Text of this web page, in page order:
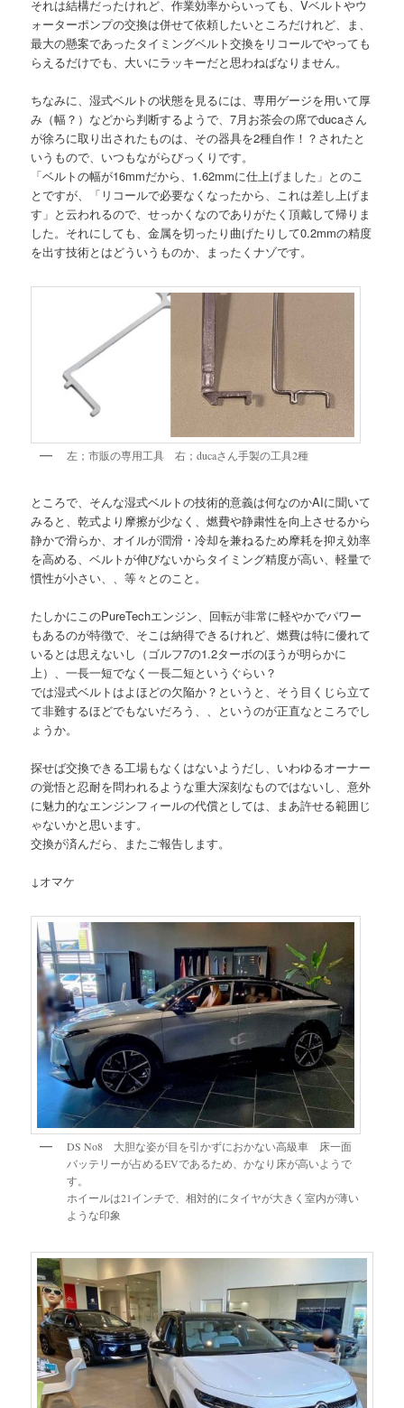
それは結構だったけれど、作業効率からいっても、Vベルトやウ
ォーターポンプの交換は併せて依頼したいところだけれど、ま、
最大の懸案であったタイミングベルト交換をリコールでやっても
らえるだけでも、大いにラッキーだと思わねばなりません。
ちなみに、湿式ベルトの状態を見るには、専用ゲージを用いて厚
み（幅？）などから判断するようで、7月お茶会の席でducaさん
が徐ろに取り出されたものは、その器具を2種自作！？されたと
いうもので、いつもながらびっくりです。
「ベルトの幅が16mmだから、1.62mmに仕上げました」とのこ
とですが、「リコールで必要なくなったから、これは差し上げま
す」と云われるので、せっかくなのでありがたく頂戴して帰りま
した。それにしても、金属を切ったり曲げたりして0.2mmの精度
を出す技術とはどういうものか、まったくナゾです。
左；市販の専用工具 右；ducaさん手製の工具2種
ところで、そんな湿式ベルトの技術的意義は何なのかAIに聞いて
みると、乾式より摩擦が少なく、燃費や静粛性を向上させるから
静かで滑らか、オイルが潤滑・冷却を兼ねるため摩耗を抑え効率
を高める、ベルトが伸びないからタイミング精度が高い、軽量で
慣性が小さい、、等々とのこと。
たしかにこのPureTechエンジン、回転が非常に軽やかでパワー
もあるのが特徴で、そこは納得できるけれど、燃費は特に優れて
いるとは思えないし（ゴルフ7の1.2ターボのほうが明らかに
上）、一長一短でなく一長二短というぐらい？
では湿式ベルトはよほどの欠陥か？というと、そう目くじら立て
て非難するほどでもないだろう、、というのが正直なところでし
ょうか。
探せば交換できる工場もなくはないようだし、いわゆるオーナー
の覚悟と忍耐を問われるような重大深刻なものではないし、意外
に魅力的なエンジンフィールの代償としては、まあ許せる範囲じ
ゃないかと思います。
交換が済んだら、またご報告します。
↓オマケ
DS No8 大胆な姿が目を引かずにおかない高級車 床一面
バッテリーが占めるEVであるため、かなり床が高いようで
す。
ホイールは21インチで、相対的にタイヤが大きく室内が薄い
ような印象